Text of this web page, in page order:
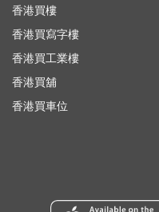
香港買樓
香港買寫字樓
香港買工業樓
香港買舖
香港買車位